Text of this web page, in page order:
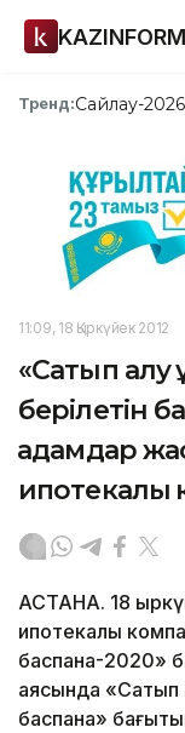
KAZINFORM
Тренд:Сайлау-2026
11:09, 18 Қыркүйек 2012
«Сатып алу
берілетін
қадамдар
АСТАНА. 18
ипотекалық
баспана-2020»
аясында «Сатып
баспана»